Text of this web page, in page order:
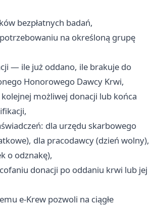
bezpłatnych badań,
na określoną grupę
— ile już oddano, ile brakuje do
Honorowego Dawcy Krwi,
możliwej donacji lub końca
dla urzędu skarbowego
dla pracodawcy (dzień wolny),
o odznakę),
donacji po oddaniu krwi lub jej
e-Krew pozwoli na ciągłe